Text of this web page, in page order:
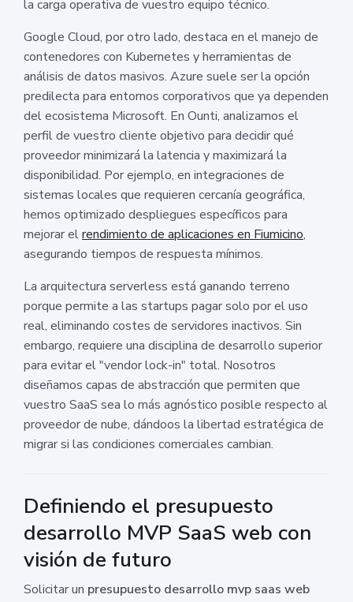
la carga operativa de vuestro equipo técnico.
Google Cloud, por otro lado, destaca en el manejo de
contenedores con Kubernetes y herramientas de
análisis de datos masivos. Azure suele ser la opción
predilecta para entornos corporativos que ya dependen
del ecosistema Microsoft. En Ounti, analizamos el
perfil de vuestro cliente objetivo para decidir qué
proveedor minimizará la latencia y maximizará la
disponibilidad. Por ejemplo, en integraciones de
sistemas locales que requieren cercanía geográfica,
hemos optimizado despliegues específicos para
mejorar elrendimiento de aplicaciones en Fiumicino,
asegurando tiempos de respuesta mínimos.
La arquitectura serverless está ganando terreno
porque permite a las startups pagar solo por el uso
real, eliminando costes de servidores inactivos. Sin
embargo, requiere una disciplina de desarrollo superior
para evitar el "vendor lock-in" total. Nosotros
diseñamos capas de abstracción que permiten que
vuestro SaaS sea lo más agnóstico posible respecto al
proveedor de nube, dándoos la libertad estratégica de
migrar si las condiciones comerciales cambian.
Definiendo el presupuesto
desarrollo MVP SaaS web con
visión de futuro
Solicitar un presupuesto desarrollo mvp saas web